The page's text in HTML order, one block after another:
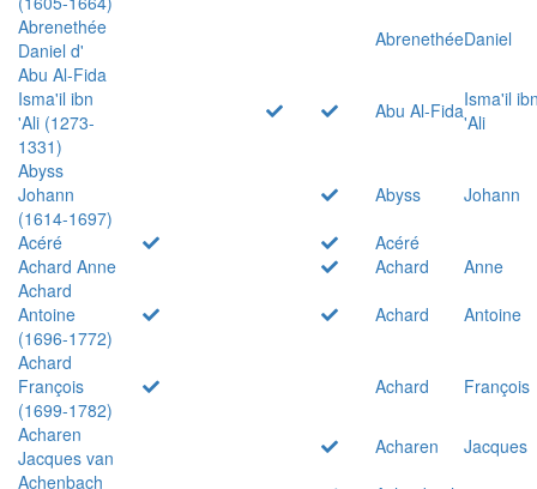
Abrenethée
Daniel d'
AbrenethéeDaniel
Abu Al-Fida
Isma'il ibn
'Ali (1273-
1331)
Abu Al-FidaIsma'il
'Ali
Abyss
Johann
(1614-1697)
Abyss
Johann
Acéré
Acéré
Achard Anne
Achard
Anne
Achard
Antoine
(1696-1772)
Achard
Antoine
Achard
François
(1699-1782)
Achard
François
Acharen
Jacques van
Acharen
Jacques
Achenbach